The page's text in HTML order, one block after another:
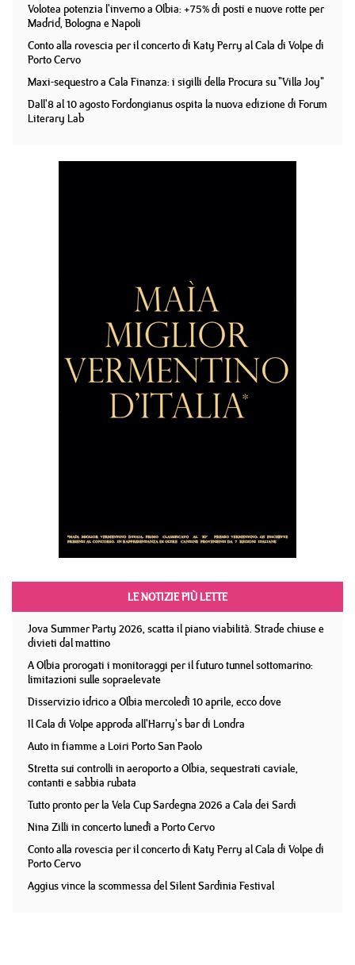
Volotea potenzia l'inverno a Olbia: +75% di posti e nuove rotte per
Madrid, Bologna e Napoli
Conto alla rovescia per il concerto di Katy Perry al Cala di Volpe di
Porto Cervo
Maxi-sequestro a Cala Finanza: i sigilli della Procura su "Villa Joy"
Dall'8 al 10 agosto Fordongianus ospita la nuova edizione di Forum
Literary Lab
LE NOTIZIE PIÙ LETTE
Jova Summer Party 2026, scatta il piano viabilità. Strade chiuse e
divieti dal mattino
A Olbia prorogati i monitoraggi per il futuro tunnel sottomarino:
limitazioni sulle sopraelevate
Disservizio idrico a Olbia mercoledì 10 aprile, ecco dove
Il Cala di Volpe approda all'Harry's bar di Londra
Auto in fiamme a Loiri Porto San Paolo
Stretta sui controlli in aeroporto a Olbia, sequestrati caviale,
contanti e sabbia rubata
Tutto pronto per la Vela Cup Sardegna 2026 a Cala dei Sardi
Nina Zilli in concerto lunedì a Porto Cervo
Conto alla rovescia per il concerto di Katy Perry al Cala di Volpe di
Porto Cervo
Aggius vince la scommessa del Silent Sardinia Festival